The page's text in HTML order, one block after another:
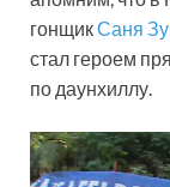
гонщикСаня
стал героем
по даунхиллу.